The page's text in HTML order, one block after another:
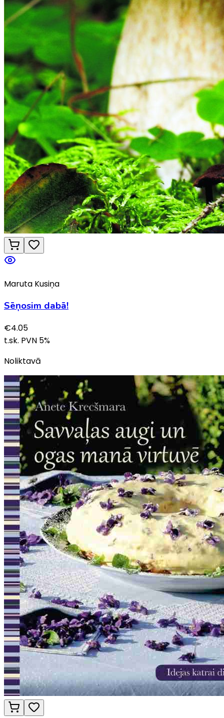
Maruta Kusiņa
Sēņosim dabā!
€4.05
t.sk. PVN 5%
Noliktavā